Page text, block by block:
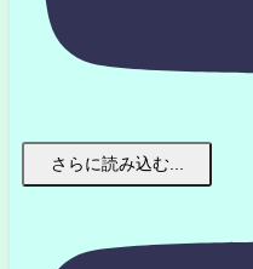
さらに読み込む...